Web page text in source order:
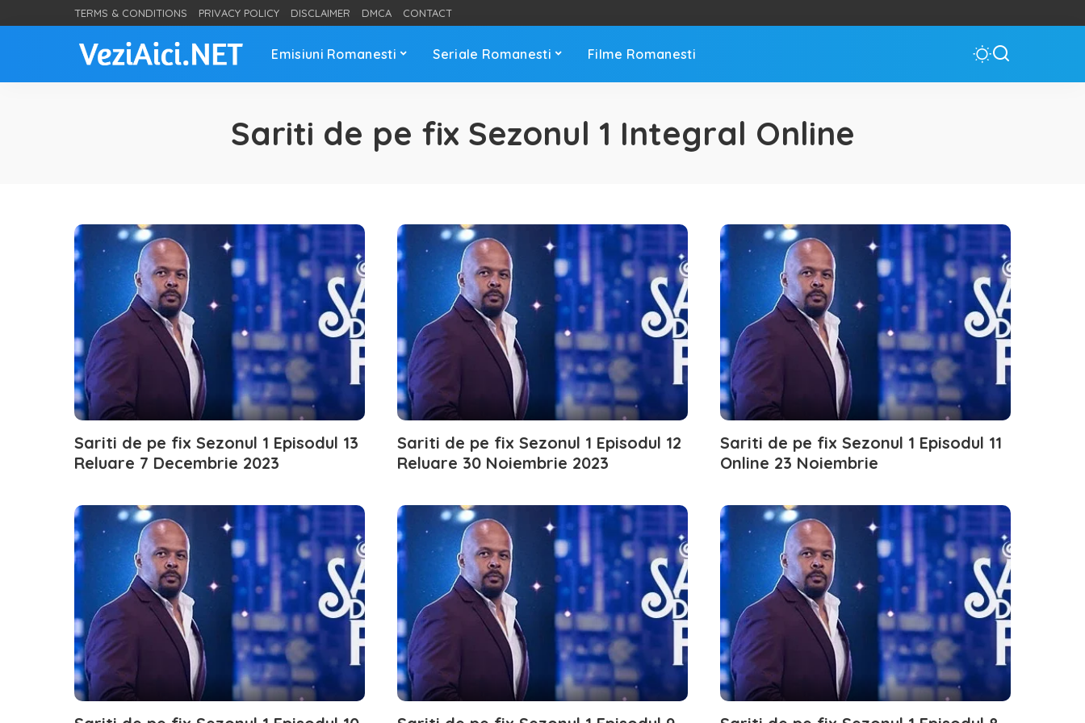
TERMS & CONDITIONS PRIVACY POLICY DISCLAIMER DMCA CONTACT
Emisiuni Romanesti Seriale Romanesti Filme Romanesti
Sariti de pe fix Sezonul 1 Integral Online
Sariti de pe fix Sezonul 1 Episodul 13
Reluare 7 Decembrie 2023
Sariti de pe fix Sezonul 1 Episodul 12
Reluare 30 Noiembrie 2023
Sariti de pe fix Sezonul 1 Episodul 11
Online 23 Noiembrie